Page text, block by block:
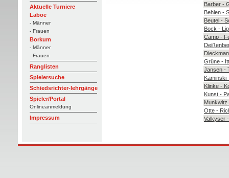
Aktuelle Turniere
Laboe
- Männer
- Frauen
Borkum
- Männer
- Frauen
Ranglisten
Spielersuche
Schiedsrichter-lehrgänge
Spieler/Portal
Onlineanmeldung
Impressum
Barber -
Behlen -
Beutel -
Bock -
Camp -
Grüne -
Jansen -
Kaminski
Klinke -
Kunst -
Otte -
Valkyser